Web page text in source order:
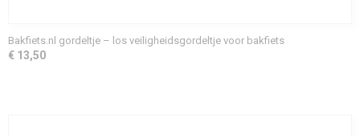
Bakfiets.nl gordeltje – los veiligheidsgordeltje voor bakfiets
€ 13,50